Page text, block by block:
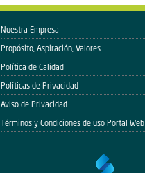
Nuestra Empresa
Propósito, Aspiración, Valores
Política de Calidad
Políticas de Privacidad
Aviso de Privacidad
Términos y Condiciones de uso Portal Web